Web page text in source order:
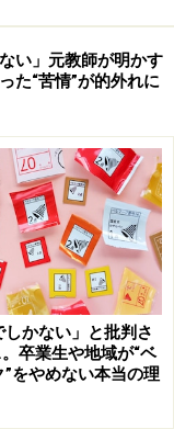
みを行っていま
子どもたちを競わ
”はあるのか、と
ました。
は〇段を跳べる
注目するのではな
にはどうすれば
したり、グループ
したり、協力しあ
育のあるべき姿で
従来の運動会のあ
い」元教師が明かす
た“苦情”が的外れに
しかない」と批判さ
卒業生や地域が“ベ
”をやめない本当の理